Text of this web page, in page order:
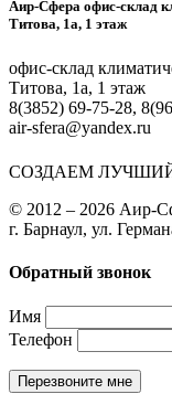
Аир-Сфера офис-склад
Титова, 1а, 1 этаж
офис-склад
Титова, 1а, 1 этаж
8(3852) 69-75-28,
air-sfera@yandex.ru
СОЗДАЕМ
© 2012 – 2026 Аир-
г. Барнаул, ул.
Обратный звонок
Имя
Телефон
Перезвоните мне